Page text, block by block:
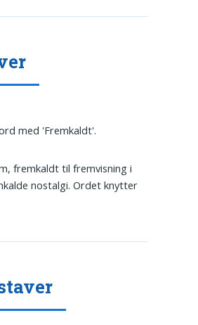
med 'Fremkaldt'.
fremkaldt til fremvisning i
nostalgi. Ordet knytter